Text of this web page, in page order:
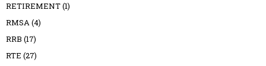
RETIREMENT(1)
RMSA(4)
RRB (17)
RTE (27)